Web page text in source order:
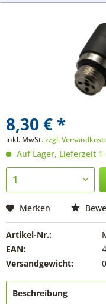
8,30 € *
inkl. MwSt.zzgl.
Auf Lager, Lieferzeit 1
Merken
Artikel-Nr.:
EAN:
Versandgewicht:
Beschreibung